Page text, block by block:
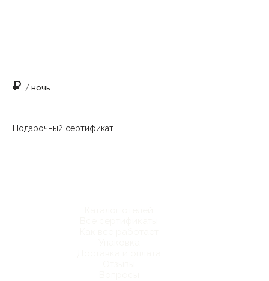
₽ / ночь
Подарочный сертификат